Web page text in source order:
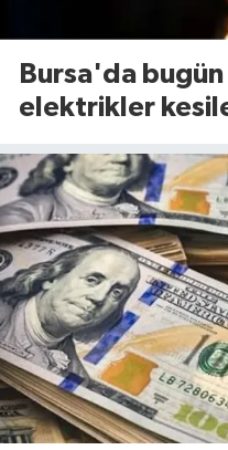
Bursa'da
elektrikler
Cuma)